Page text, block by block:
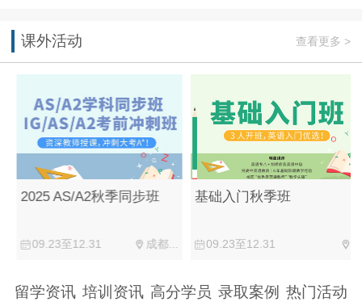
课外活动 查看更多 >
2025 AS/A2秋季同步班
09.23至12.31 成都...
基础入门秋季班
09.23至12.31
留学资讯 培训资讯 高分学员 录取案例 热门活动